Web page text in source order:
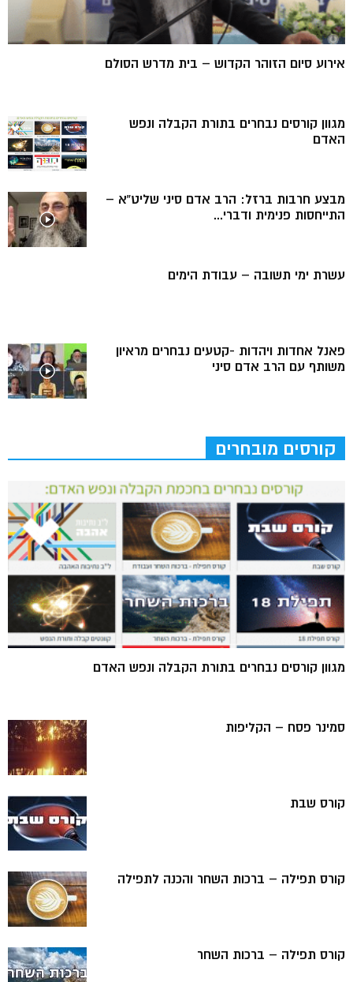
אירוע סיום הזוהר הקדוש – בית מדרש הסולם
מגוון קורסים נבחרים בתורת הקבלה ונפש
האדם
מבצע חרבות ברזל: הרב אדם סיני שליט”א –
התייחסות פנימית ודברי...
עשרת ימי תשובה – עבודת הימים
פאנל אחדות ויהדות -קטעים נבחרים מראיון
משותף עם הרב אדם סיני
קורסים מובחרים
מגוון קורסים נבחרים בתורת הקבלה ונפש האדם
סמינר פסח – הקליפות
קורס שבת
קורס תפילה – ברכות השחר והכנה לתפילה
קורס תפילה – ברכות השחר